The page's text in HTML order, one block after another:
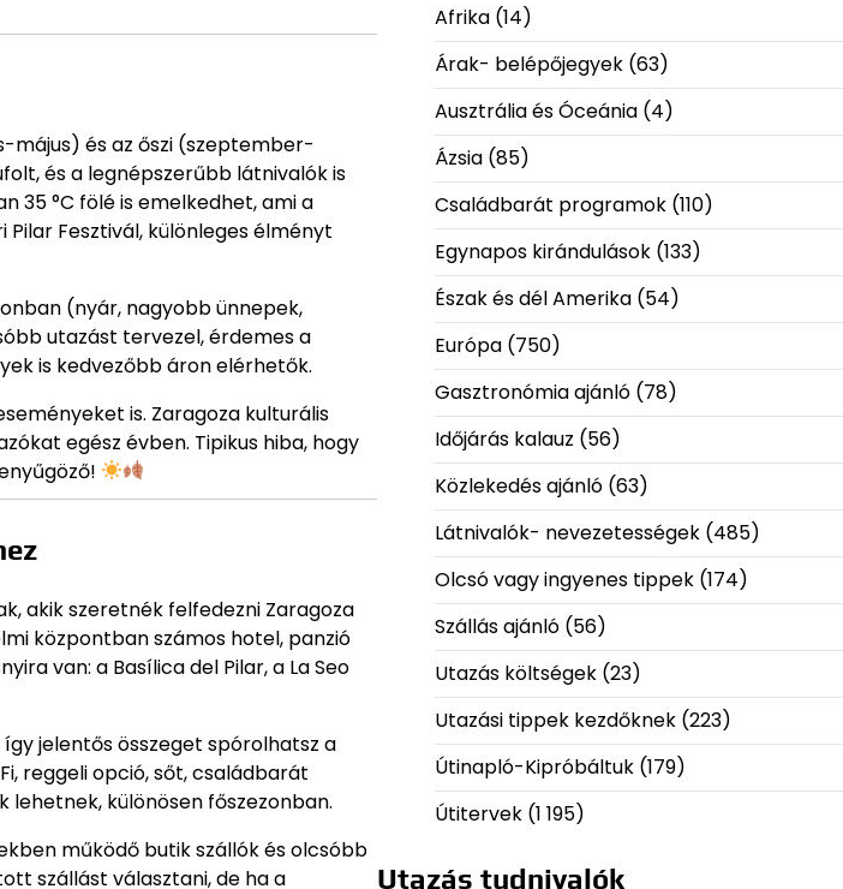
május) és az őszi (szeptember-
és a legnépszerűbb látnivalók is
35 °C fölé is emelkedhet, ami a
Fesztivál, különleges élményt
(nyár, nagyobb ünnepek,
utazást tervezel, érdemes a
is kedvezőbb áron elérhetők.
is. Zaragoza kulturális
egész évben. Tipikus hiba, hogy
akik szeretnék felfedezni Zaragoza
központban számos hotel, panzió
van: a Basílica del Pilar, a La Seo
jelentős összeget spórolhatsz a
reggeli opció, sőt, családbarát
különösen főszezonban.
működő butik szállók és olcsóbb
szállást választani, de ha a
Afrika(14)
Árak- belépőjegyek(63)
Ausztrália és Óceánia(4)
Ázsia(85)
Családbarát programok(110)
Egynapos kirándulások(133)
Észak és dél Amerika(54)
Európa(750)
Gasztronómia ajánló(78)
Időjárás kalauz (56)
Közlekedés ajánló(63)
Látnivalók- nevezetességek(485)
Olcsó vagy ingyenes tippek(174)
Szállás ajánló(56)
Utazás költségek(23)
Utazási tippek kezdőknek(223)
Útinapló-Kipróbáltuk(179)
Útitervek(1 195)
Utazás tudnivalók